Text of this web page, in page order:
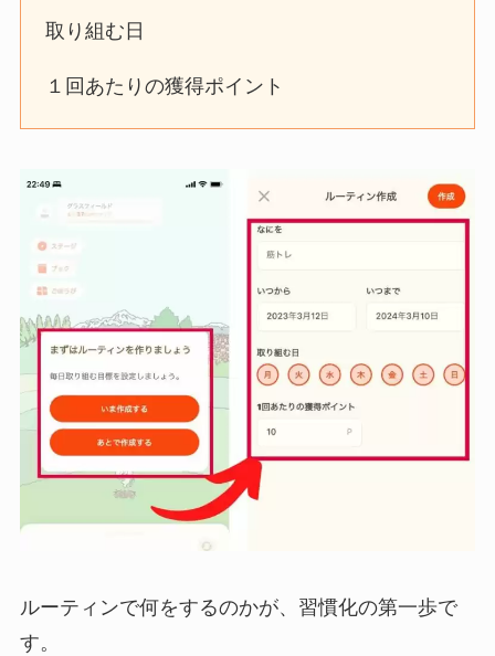
取り組む日
１回あたりの獲得ポイント
ルーティンで何をするのかが、習慣化の第一歩で
す。